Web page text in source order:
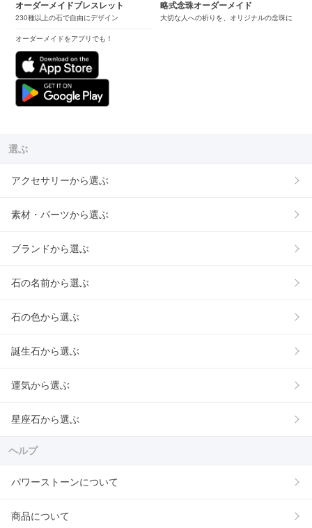
オーダーメイドブレスレット
230種以上の石で自由にデザイン
オーダーメイドをアプリでも！
略式念珠オーダーメイド
大切な人への祈りを、オリジナルの念珠に
選ぶ
アクセサリーから選ぶ
素材・パーツから選ぶ
ブランドから選ぶ
石の名前から選ぶ
石の色から選ぶ
誕生石から選ぶ
運気から選ぶ
星座石から選ぶ
ヘルプ
パワーストーンについて
商品について